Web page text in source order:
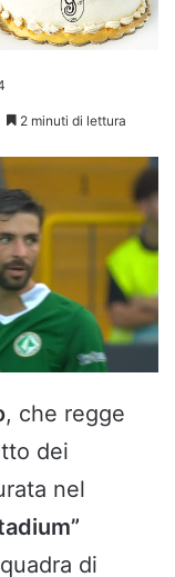
2 minuti di lettura
, che regge
dei
nel
di